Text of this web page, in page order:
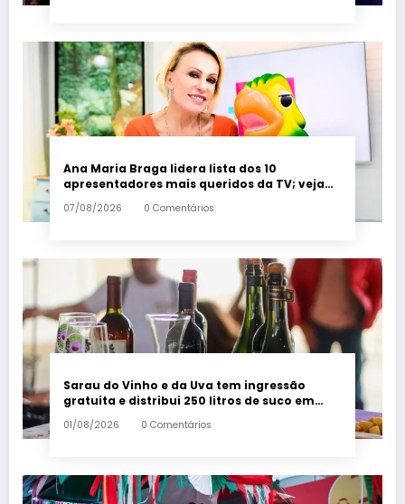
Ana Maria Braga lidera lista dos 10
apresentadores mais queridos da TV; veja
ranking – Em Dia ES
07/08/2026 0 Comentários
Sarau do Vinho e da Uva tem ingressão
gratuita e distribui 250 litros de suco em
Santa Teresa – Em Dia ES
01/08/2026 0 Comentários